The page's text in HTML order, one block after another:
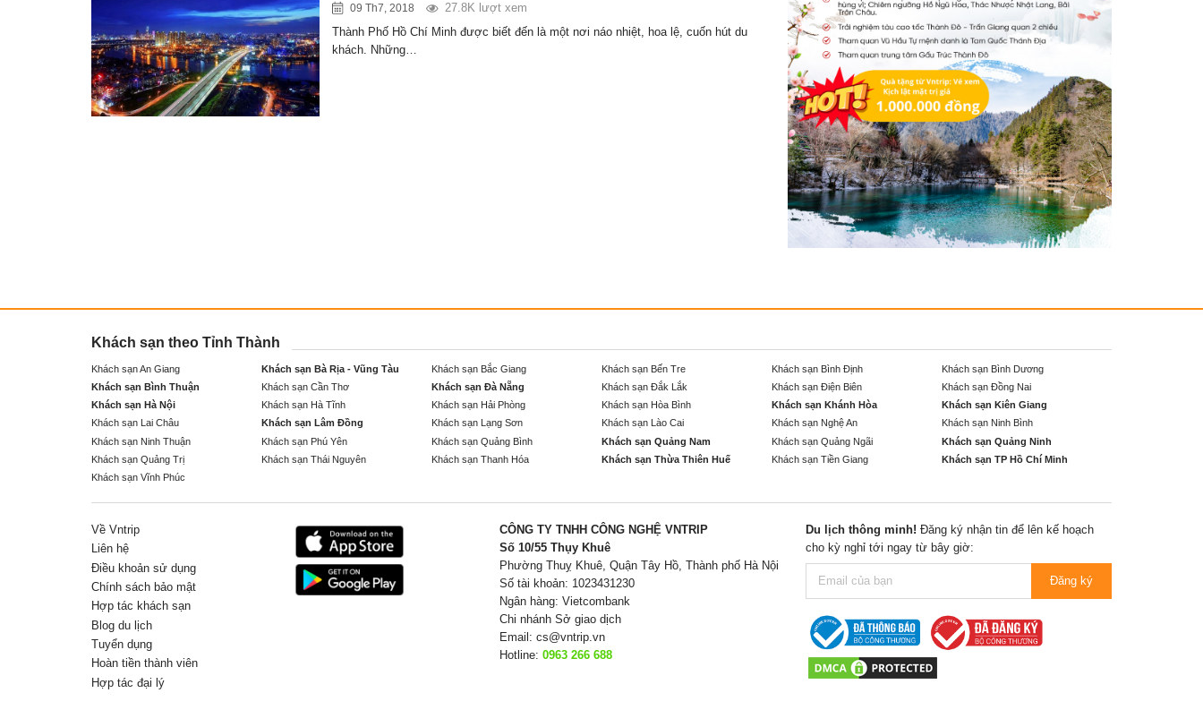
09 Th7, 2018
27.8K lượt xem
Thành Phố Hồ Chí Minh được biết đến là một nơi náo nhiệt, hoa lệ, cuốn hút du
khách. Những…
Khách sạn theo Tỉnh Thành
Khách sạn An Giang Khách sạn Bà Rịa - Vũng Tàu Khách sạn Bắc Giang Khách sạn Bến Tre Khách sạn Bình Định
Khách sạn Bình Dương
Khách sạn Bình Thuận
Khách sạn Cần Thơ Khách sạn Đà Nẵng Khách sạn Đắk Lắk Khách sạn Điện Biên
Khách sạn Đồng Nai
Khách sạn Hà Nội
Khách sạn Hà Tĩnh Khách sạn Hải Phòng Khách sạn Hòa Bình Khách sạn Khánh Hòa
Khách sạn Kiên Giang
Khách sạn Lai Châu
Khách sạn Lâm Đồng Khách sạn Lạng Sơn Khách sạn Lào Cai Khách sạn Nghệ An
Khách sạn Ninh Bình
Khách sạn Ninh Thuận
Khách sạn Phú Yên Khách sạn Quảng Bình Khách sạn Quảng Nam Khách sạn Quảng Ngãi
Khách sạn Quảng Ninh
Khách sạn Quảng Trị
Khách sạn Thái Nguyên Khách sạn Thanh Hóa Khách sạn Thừa Thiên Huế Khách sạn Tiền Giang
Khách sạn TP Hồ Chí Minh
Khách sạn Vĩnh Phúc
Về Vntrip
Liên hệ
Điều khoản sử dụng
Chính sách bảo mật
Hợp tác khách sạn
Blog du lịch
Tuyển dụng
Hoàn tiền thành viên
Hợp tác đại lý
CÔNG TY TNHH CÔNG NGHỆ VNTRIP
Số 10/55 Thụy Khuê
Phường Thuỵ Khuê, Quận Tây Hồ, Thành phố Hà Nội
Số tài khoản: 1023431230
Ngân hàng: Vietcombank
Chi nhánh Sở giao dịch
Email: cs@vntrip.vn
Hotline: 0963 266 688
Du lịch thông minh! Đăng ký nhận tin để lên kế hoạch
cho kỳ nghỉ tới ngay từ bây giờ:
Đăng ký